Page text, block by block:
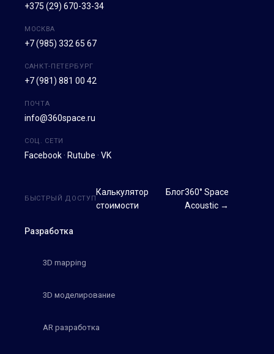
+375 (29) 670-33-34
МОСКВА
+7 (985) 332 65 67
САНКТ-ПЕТЕРБУРГ
+7 (981) 881 00 42
ПОЧТА
info@360space.ru
СОЦ. СЕТИ
Facebook · Rutube · VK
Разработка
3D mapping
3D моделирование
AR разработка
БЫСТРЫЙ ДОСТУП
Калькулятор
стоимости
Блог360° Space
Acoustic →